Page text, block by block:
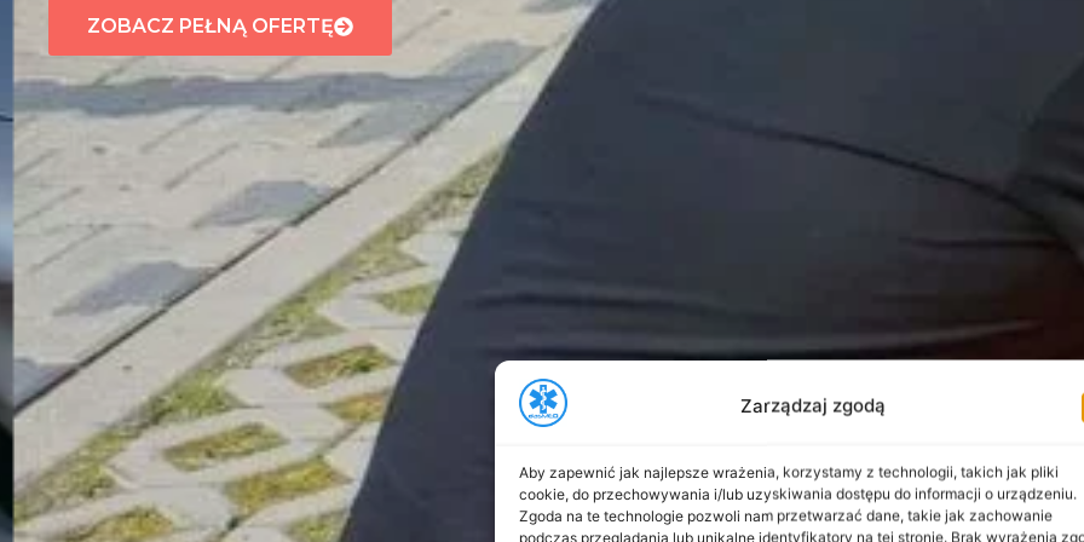
Zarządzaj zgodą
Aby zapewnić jak najlepsze wrażenia, korzystamy z technologii, takich jak pliki
cookie, do przechowywania i/lub uzyskiwania dostępu do informacji o urządzeniu.
Zgoda na te technologie pozwoli nam przetwarzać dane, takie jak zachowanie
podczas przeglądania lub unikalne identyfikatory na tej stronie. Brak wyrażenia
ZOBACZ PEŁNĄ OFERTĘ